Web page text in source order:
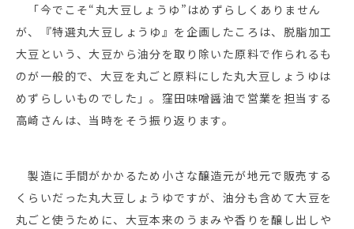
「今でこそ“丸大豆しょうゆ”はめずらしくありません
が、『特選丸大豆しょうゆ』を企画したころは、脱脂加工
大豆という、大豆から油分を取り除いた原料で作られるも
のが一般的で、大豆を丸ごと原料にした丸大豆しょうゆは
めずらしいものでした」。窪田味噌醤油で営業を担当する
高崎さんは、当時をそう振り返ります。
製造に手間がかかるため小さな醸造元が地元で販売する
くらいだった丸大豆しょうゆですが、油分も含めて大豆を
丸ごと使うために、大豆本来のうまみや香りを醸し出しや